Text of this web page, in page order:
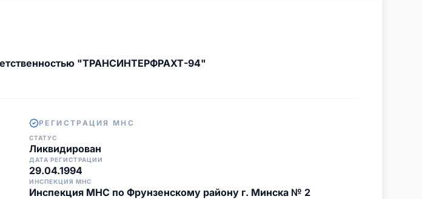
"ТРАНСИНТЕРФРАХТ-94"
РЕГИСТРАЦИЯ МНС
СТАТУС
Ликвидирован
ДАТА РЕГИСТРАЦИИ
29.04.1994
ИНСПЕКЦИЯ МНС
Инспекция МНС по Фрунзенскому району г. Минска № 2